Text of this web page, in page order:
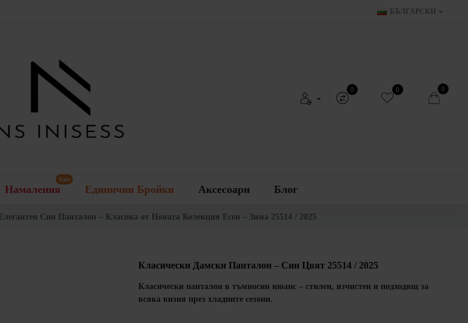
БЪЛГАРСКИ
0 0 0
Намаления
Sale
Единични Бройки Аксесоари Блог
Елегантен Син Панталон – Класика от Новата Колекция Есен – Зима 25514 / 2025
Класически Дамски Панталон – Син Цвят 25514 / 2025
Класически панталон в тъмносин нюанс – стилен, изчистен и подходящ за
всяка визия през хладните сезони.